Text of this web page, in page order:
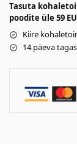
Tasuta
poodite üle 59
Kiire
14 päeva